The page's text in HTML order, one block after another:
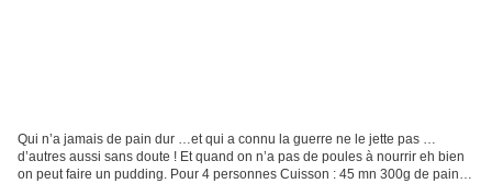
Qui n’a jamais de pain dur …et qui a connu la guerre ne le jette pas …
d’autres aussi sans doute ! Et quand on n’a pas de poules à nourrir eh bien
on peut faire un pudding. Pour 4 personnes Cuisson : 45 mn 300g de pain